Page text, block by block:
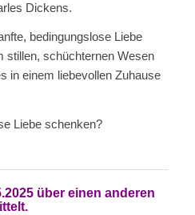
Dickens.
bedingungslose Liebe
stillen, schüchternen Wesen
in einem liebevollen Zuhause
Liebe schenken?
über einen anderen